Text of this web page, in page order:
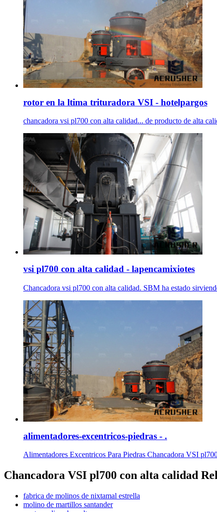
rotor en la ltima trituradora VSI - hotelpargos
chancadora vsi pl700 con alta calidad... de producto de alta
vsi pl700 con alta calidad - lapencamixiotes
Chancadora vsi pl700 con alta calidad. SBM ha estado
alimentadores-excentricos-piedras - .
Alimentadores Excentricos Para Piedras Chancadora VSI
Chancadora VSI pl700 con alta calidad
fabrica de molinos de nixtamal estrella
molino de martillos santander